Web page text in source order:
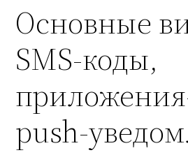
Основные
SMS-коды,